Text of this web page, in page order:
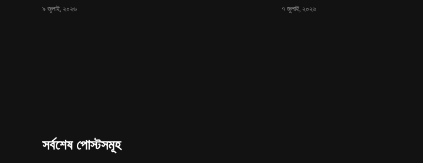
৯ জুলাই, ২০২৬ ৭ জুলাই, ২০২৬
সর্বশেষ পোস্টসমূহ